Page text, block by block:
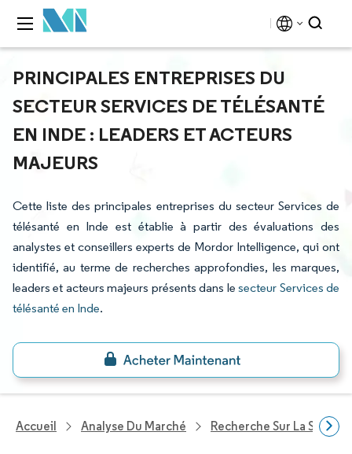
PRINCIPALES ENTREPRISES DU
SECTEUR SERVICES DE TÉLÉSANTÉ
EN INDE : LEADERS ET ACTEURS
MAJEURS
Cette liste des principales entreprises du secteur Services de
télésanté en Inde est établie à partir des évaluations des
analystes et conseillers experts de Mordor Intelligence, qui ont
identifié, au terme de recherches approfondies, les marques,
leaders et acteurs majeurs présents dans lesecteur Services de
télésanté en Inde.
Accueil Analyse Du Marché Recherche Sur La Santé